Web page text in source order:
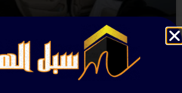
خدمات النقل الخاص
فتح الخدمة »